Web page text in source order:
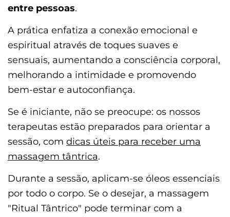
entre pessoas.
A prática enfatiza a conexão emocional e
espiritual através de toques suaves e
sensuais, aumentando a consciência corporal,
melhorando a intimidade e promovendo
bem-estar e autoconfiança.
Se é iniciante, não se preocupe: os nossos
terapeutas estão preparados para orientar a
sessão, com dicas úteis para receber uma
massagem tântrica.
Durante a sessão, aplicam-se óleos essenciais
por todo o corpo. Se o desejar, a massagem
"Ritual Tântrico" pode terminar com a